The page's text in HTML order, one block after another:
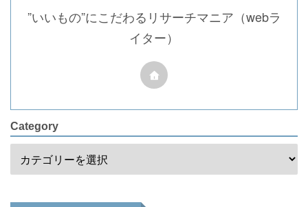
”いいもの”にこだわるリサーチマニア（webラ
イター）
Category